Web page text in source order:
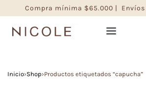
Compra mínima $65.000 |
Inicio›Shop›Productos etiquetados “capucha”